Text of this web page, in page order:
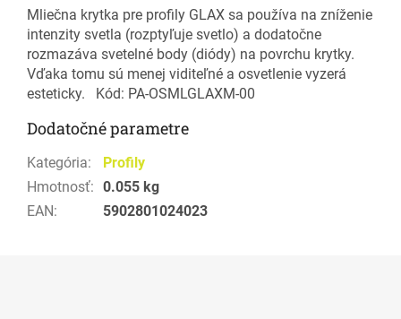
Mliečna krytka pre profily GLAX sa používa na zníženie
intenzity svetla (rozptyľuje svetlo) a dodatočne
rozmazáva svetelné body (diódy) na povrchu krytky.
Vďaka tomu sú menej viditeľné a osvetlenie vyzerá
esteticky. Kód: PA-OSMLGLAXM-00
Dodatočné parametre
Kategória:
Profily
Hmotnosť: 0.055 kg
EAN: 5902801024023